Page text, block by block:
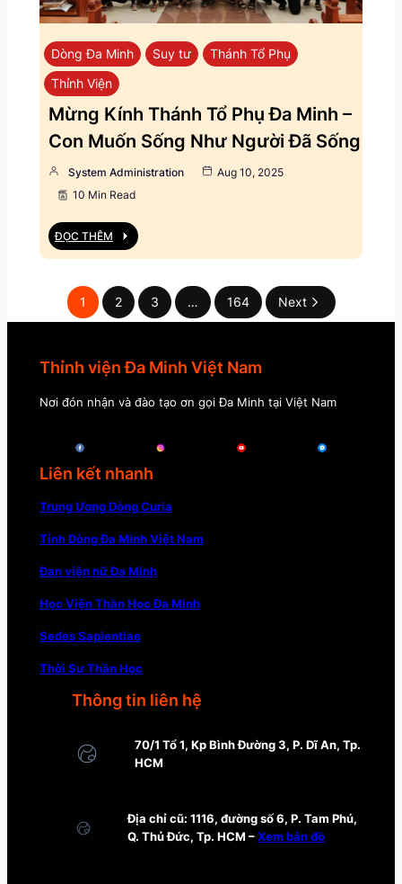
Dòng Đa Minh Suy tư
Thánh Tổ Phụ
Thỉnh Viện
Mừng Kính Thánh Tổ Phụ Đa Minh –
Con Muốn Sống Như Người Đã Sống
System Administration
Aug 10, 2025
10 Min Read
ĐỌC THÊM
1 2 3 … 164 Next
Thỉnh viện Đa Minh Việt Nam
Nơi đón nhận và đào tạo ơn gọi Đa Minh tại Việt Nam
Liên kết nhanh
Trung Ương Dòng Curia
Tỉnh Dòng Đa Minh Việt Nam
Đan viện nữ Đa Minh
Học Viện Thần Học Đa Minh
Sedes Sapientiae
Thời Sự Thần Học
Thông tin liên hệ
70/1 Tổ 1, Kp Bình Đường 3, P. Dĩ An, Tp.
HCM
Địa chỉ cũ: 1116, đường số 6, P. Tam Phú,
Q. Thủ Đức, Tp. HCM –Xem bản đồ